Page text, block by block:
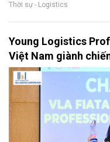
Thời sự - Logistics
Young Logistics
Việt Nam giành